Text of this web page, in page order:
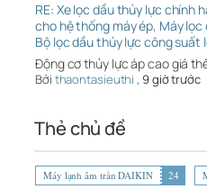
RE: Xe lọc dầu thủy lực chính
cho hệ thống máy ép, Máy
Bộ lọc dầu thủy lực công suất
Động cơ thủy lực áp cao giá
Bởi thaontasieuthi , 9 giờ trước
Thẻ chủ đề
Máy lạnh âm trần DAIKIN 24